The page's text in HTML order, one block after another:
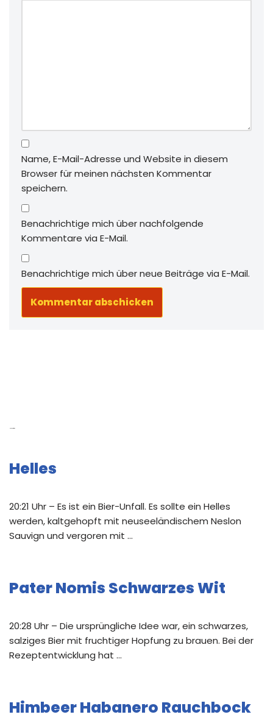
Name, E-Mail-Adresse und Website in diesem
Browser für meinen nächsten Kommentar
speichern.
Benachrichtige mich über nachfolgende
Kommentare via E-Mail.
Benachrichtige mich über neue Beiträge via E-Mail.
Helles
20:21 Uhr – Es ist ein Bier-Unfall. Es sollte ein Helles
werden, kaltgehopft mit neuseeländischem Neslon
Sauvign und vergoren mit …
Pater Nomis Schwarzes Wit
20:28 Uhr – Die ursprüngliche Idee war, ein schwarzes,
salziges Bier mit fruchtiger Hopfung zu brauen. Bei der
Rezeptentwicklung hat …
Himbeer Habanero Rauchbock